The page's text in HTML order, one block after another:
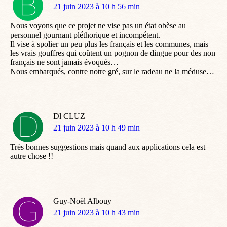
dit
21 juin 2023 à 10 h 56 min
Nous voyons que ce projet ne vise pas un état obèse au
personnel gournant pléthorique et incompétent.
Il vise à spolier un peu plus les français et les communes, mais
les vrais gouffres qui coûtent un pognon de dingue pour des non
français ne sont jamais évoqués…
Nous embarqués, contre notre gré, sur le radeau ne la méduse…
Dl CLUZ
dit
21 juin 2023 à 10 h 49 min
Très bonnes suggestions mais quand aux applications cela est
autre chose !!
Guy-Noël Albouy
dit
21 juin 2023 à 10 h 43 min